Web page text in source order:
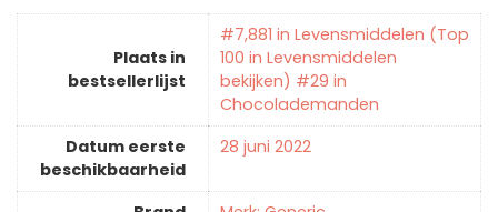
Plaats in
bestsellerlijst
#7,881 in Levensmiddelen (Top
100 in Levensmiddelen
bekijken) #29 in
Chocolademanden
Datum eerste
beschikbaarheid
28 juni 2022